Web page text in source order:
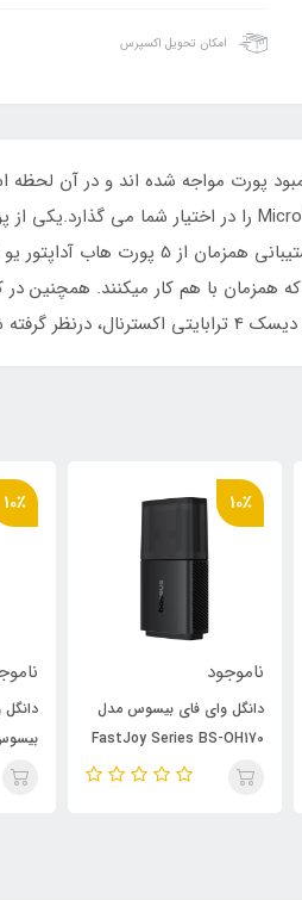
امکان تحویل اکسپرس
شده است.
10٪
ناموجود
دانگل وای فای بیسوس مدل
FastJoy Series BS-OH170
10٪